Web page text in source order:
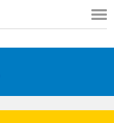
- 18225
-